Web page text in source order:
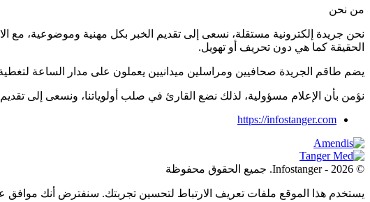
من نحن
نحن جريدة إلكترونية مستقلة، نسعى إلى تقديم الخبر بكل مهنية وموضوعية، مع
الحقيقة كما هي دون تحريف أو تهويل.
يضم طاقم الجريدة صحافيين ومراسلين ميدانيين يعملون على مدار الساعة
نؤمن بأن الإعلام مسؤولية، لذلك نضع القارئ في صلب أولوياتنا، ونسعى إلى
https://infostanger.com
© 2026 - Infostanger. جميع الحقوق محفوظة
يستخدم هذا الموقع ملفات تعريف الارتباط لتحسين تجربتك. سنفترض أنك موافق